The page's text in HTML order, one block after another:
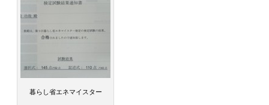
暮らし省エネマイスター